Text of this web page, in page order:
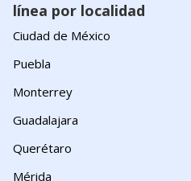
línea por localidad
Ciudad de México
Puebla
Monterrey
Guadalajara
Querétaro
Mérida